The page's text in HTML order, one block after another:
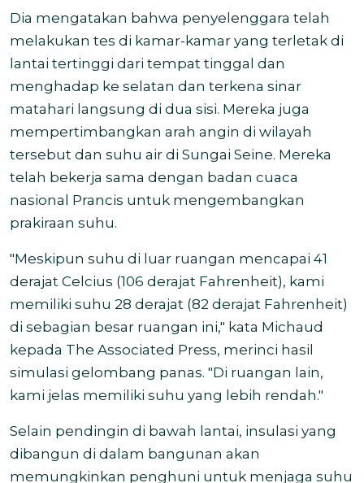
Dia mengatakan bahwa penyelenggara telah
melakukan tes di kamar-kamar yang terletak di
lantai tertinggi dari tempat tinggal dan
menghadap ke selatan dan terkena sinar
matahari langsung di dua sisi. Mereka juga
mempertimbangkan arah angin di wilayah
tersebut dan suhu air di Sungai Seine. Mereka
telah bekerja sama dengan badan cuaca
nasional Prancis untuk mengembangkan
prakiraan suhu.
"Meskipun suhu di luar ruangan mencapai 41
derajat Celcius (106 derajat Fahrenheit), kami
memiliki suhu 28 derajat (82 derajat Fahrenheit)
di sebagian besar ruangan ini," kata Michaud
kepada The Associated Press, merinci hasil
simulasi gelombang panas. "Di ruangan lain,
kami jelas memiliki suhu yang lebih rendah."
Selain pendingin di bawah lantai, insulasi yang
dibangun di dalam bangunan akan
memungkinkan penghuni untuk menjaga suhu